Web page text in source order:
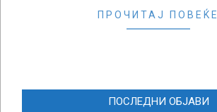
ПРОЧИТАЈ ПОВЕЌЕ
ПОСЛЕДНИ ОБЈАВИ